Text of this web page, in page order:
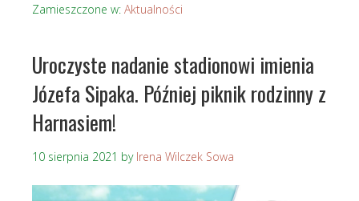
Zamieszczone w: Aktualności
Uroczyste nadanie stadionowi imienia
Józefa Sipaka. Później piknik rodzinny z
Harnasiem!
10 sierpnia 2021 by Irena Wilczek Sowa